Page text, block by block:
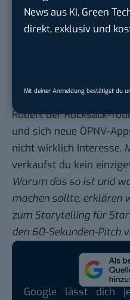
News aus KI, Green
direkt, exklusiv und
Mit deiner Anmeldung bestätigst du
Fazit zu
Jetzt könnte man sich
Geschichte zu erzählen.
Robert der Rucksack-
und sich neue ÖPNV-
nicht wirklich Interesse.
verkaufst du kein
Warum das so ist und
machen sollte, erklären
zum Storytelling für
den 60-Sekunden-Pitch
Google lässt dich